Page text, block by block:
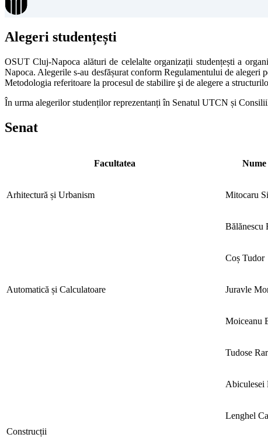
Alegeri studențești
OSUT Cluj-Napoca alături de celelalte organizații studențești a
Napoca. Alegerile s-au desfășurat conform Regulamentului de
Metodologia referitoare la procesul de stabilire şi de alegere a
În urma alegerilor studenților reprezentanți în Senatul UTCN și
Senat
Facultatea Nume
Arhitectură și Urbanism Mitocaru
Automatică și Calculatoare
Bălănescu
Coș Tudor
Juravle
Moiceanu
Tudose
Construcții
Abiculesei
Lenghel